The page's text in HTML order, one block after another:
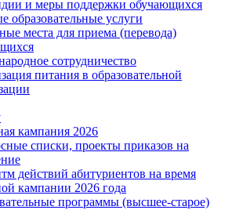
и меры поддержки обучающихся
образовательные услуги
места для приема (перевода)
сотрудничество
питания в образовательной
кампания 2026
списки, проекты приказов на
действий абитуриентов на время
кампании 2026 года
программы (высшее-старое)